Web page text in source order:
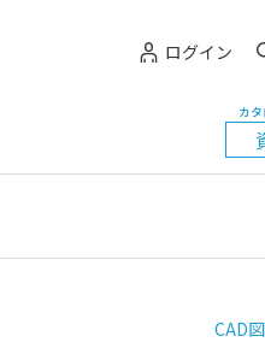
ログイン
カ
CAD